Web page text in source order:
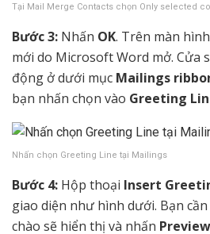
Tại Mail Merge Contacts chọn Only selected
Bước 3: Nhấn OK. Trên màn
mới do Microsoft Word mở. Cửa
động ở dưới mục Mailings
bạn nhấn chọn vào Greeting
Nhấn chọn Greeting Line tại Mailings
Bước 4: Hộp thoại Insert
giao diện như hình dưới. Bạn
chào sẽ hiển thị và nhấn Preview